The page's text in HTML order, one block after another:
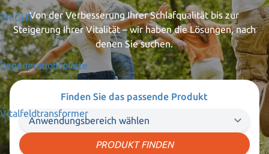
BRIGHT
Regenerationsplatte
Vitalfeldtransformer
Von der Verbesserung Ihrer Schlafqualität bis zur
Steigerung Ihrer Vitalität – wir haben die Lösungen, nach
denen Sie suchen.
Finden Sie das passende Produkt
PRODUKT FINDEN